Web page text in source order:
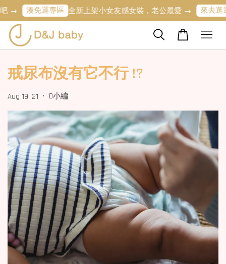
湊免運專區 全新上架小女友感女裝，老公最愛 → 來去逛逛
戒尿布沒有它不行 !?
Aug 19, 21 • D小編